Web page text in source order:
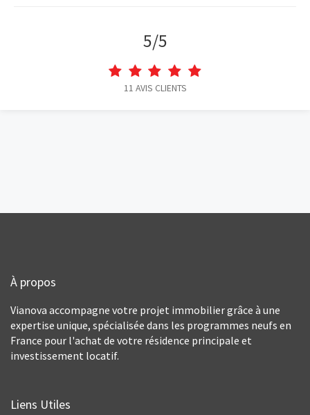
5/5
11 AVIS CLIENTS
À propos
Vianova accompagne votre projet immobilier grâce à une
expertise unique, spécialisée dans les programmes neufs en
France pour l'achat de votre résidence principale et
investissement locatif.
Liens Utiles